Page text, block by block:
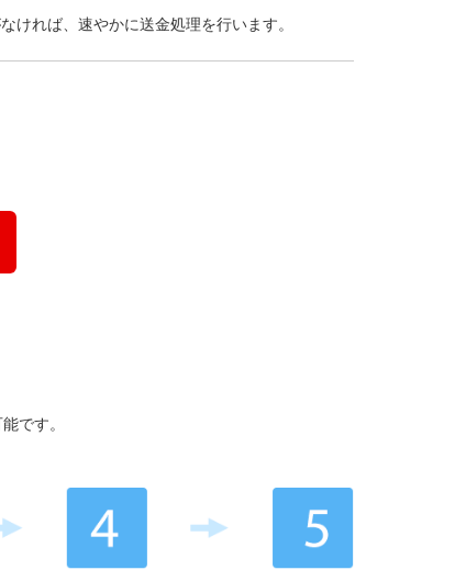
ければ、速やかに送金処理を行います。
です。